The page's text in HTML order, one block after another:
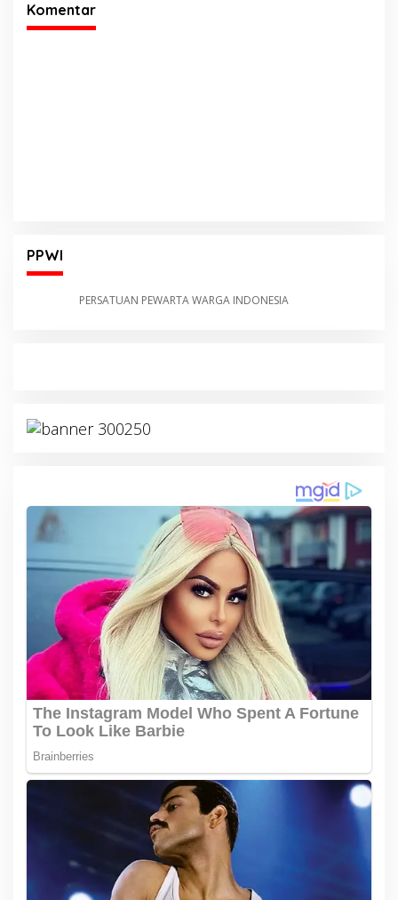
Atas!”
Komentar
PPWI
PERSATUAN PEWARTA WARGA INDONESIA